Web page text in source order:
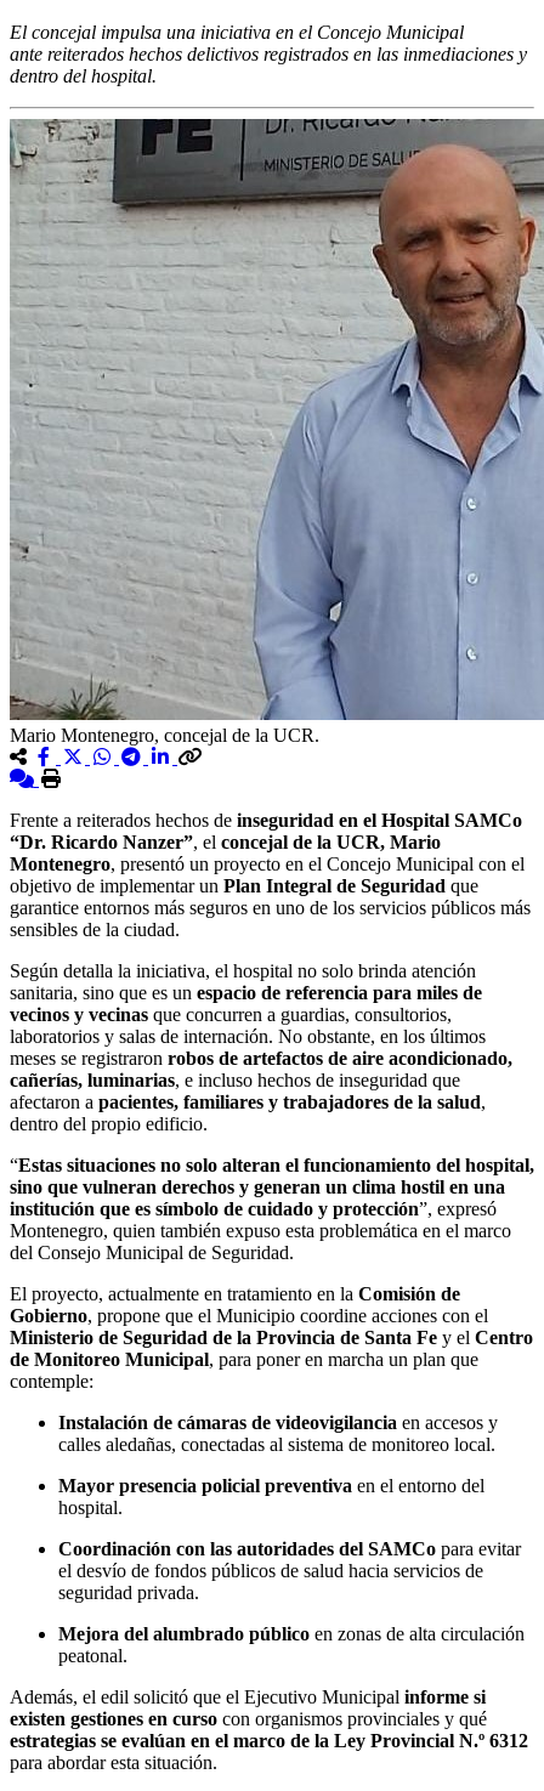
El concejal impulsa una iniciativa en el Concejo Municipal
ante reiterados hechos delictivos registrados en las inmediaciones y
dentro del hospital.
Mario Montenegro, concejal de la UCR.
Frente a reiterados hechos de inseguridad en el Hospital SAMCo
“Dr. Ricardo Nanzer”, el concejal de la UCR, Mario
Montenegro, presentó un proyecto en el Concejo Municipal con el
objetivo de implementar un Plan Integral de Seguridad que
garantice entornos más seguros en uno de los servicios públicos más
sensibles de la ciudad.
Según detalla la iniciativa, el hospital no solo brinda atención
sanitaria, sino que es un espacio de referencia para miles de
vecinos y vecinas que concurren a guardias, consultorios,
laboratorios y salas de internación. No obstante, en los últimos
meses se registraron robos de artefactos de aire acondicionado,
cañerías, luminarias, e incluso hechos de inseguridad que
afectaron a pacientes, familiares y trabajadores de la salud,
dentro del propio edificio.
“Estas situaciones no solo alteran el funcionamiento del hospital,
sino que vulneran derechos y generan un clima hostil en una
institución que es símbolo de cuidado y protección”, expresó
Montenegro, quien también expuso esta problemática en el marco
del Consejo Municipal de Seguridad.
El proyecto, actualmente en tratamiento en la Comisión de
Gobierno, propone que el Municipio coordine acciones con el
Ministerio de Seguridad de la Provincia de Santa Fe y el Centro
de Monitoreo Municipal, para poner en marcha un plan que
contemple:
Instalación de cámaras de videovigilancia en accesos y
calles aledañas, conectadas al sistema de monitoreo local.
Mayor presencia policial preventiva en el entorno del
hospital.
Coordinación con las autoridades del SAMCo para evitar
el desvío de fondos públicos de salud hacia servicios de
seguridad privada.
Mejora del alumbrado público en zonas de alta circulación
peatonal.
Además, el edil solicitó que el Ejecutivo Municipal informe si
existen gestiones en curso con organismos provinciales y qué
estrategias se evalúan en el marco de la Ley Provincial N.º 6312
para abordar esta situación.